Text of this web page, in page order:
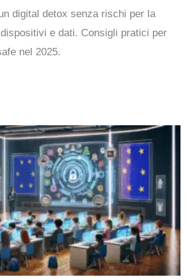
digital detox senza rischi per la
e dati. Consigli pratici per
nel 2025.